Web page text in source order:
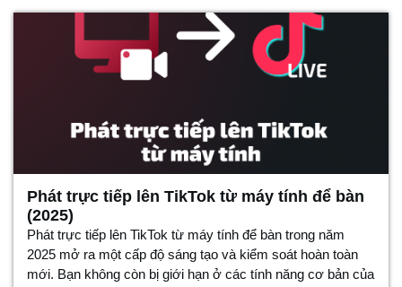
Phát trực tiếp lên TikTok từ máy tính để bàn
(2025)
Phát trực tiếp lên TikTok từ máy tính để bàn trong năm
2025 mở ra một cấp độ sáng tạo và kiểm soát hoàn toàn
mới. Bạn không còn bị giới hạn ở các tính năng cơ bản của